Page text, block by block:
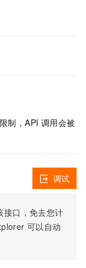
制，API 调用会被
接口，免去您计
可以自动
调试